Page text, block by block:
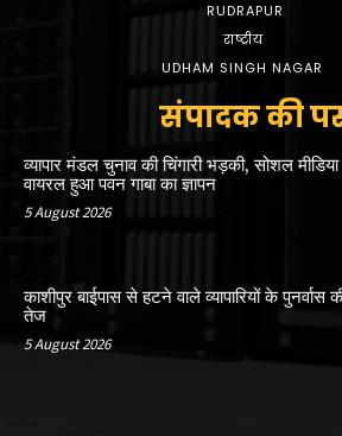
RUDRAPUR
राष्ट्रीय
UDHAM SINGH NAGAR
संपादक की
व्यापार मंडल चुनाव की चिंगारी भड़की, सोशल
वायरल हुआ पवन गाबा का ज्ञापन
5 August 2026
काशीपुर बाईपास से हटने वाले व्यापारियों के पुनर्वास
तेज
5 August 2026